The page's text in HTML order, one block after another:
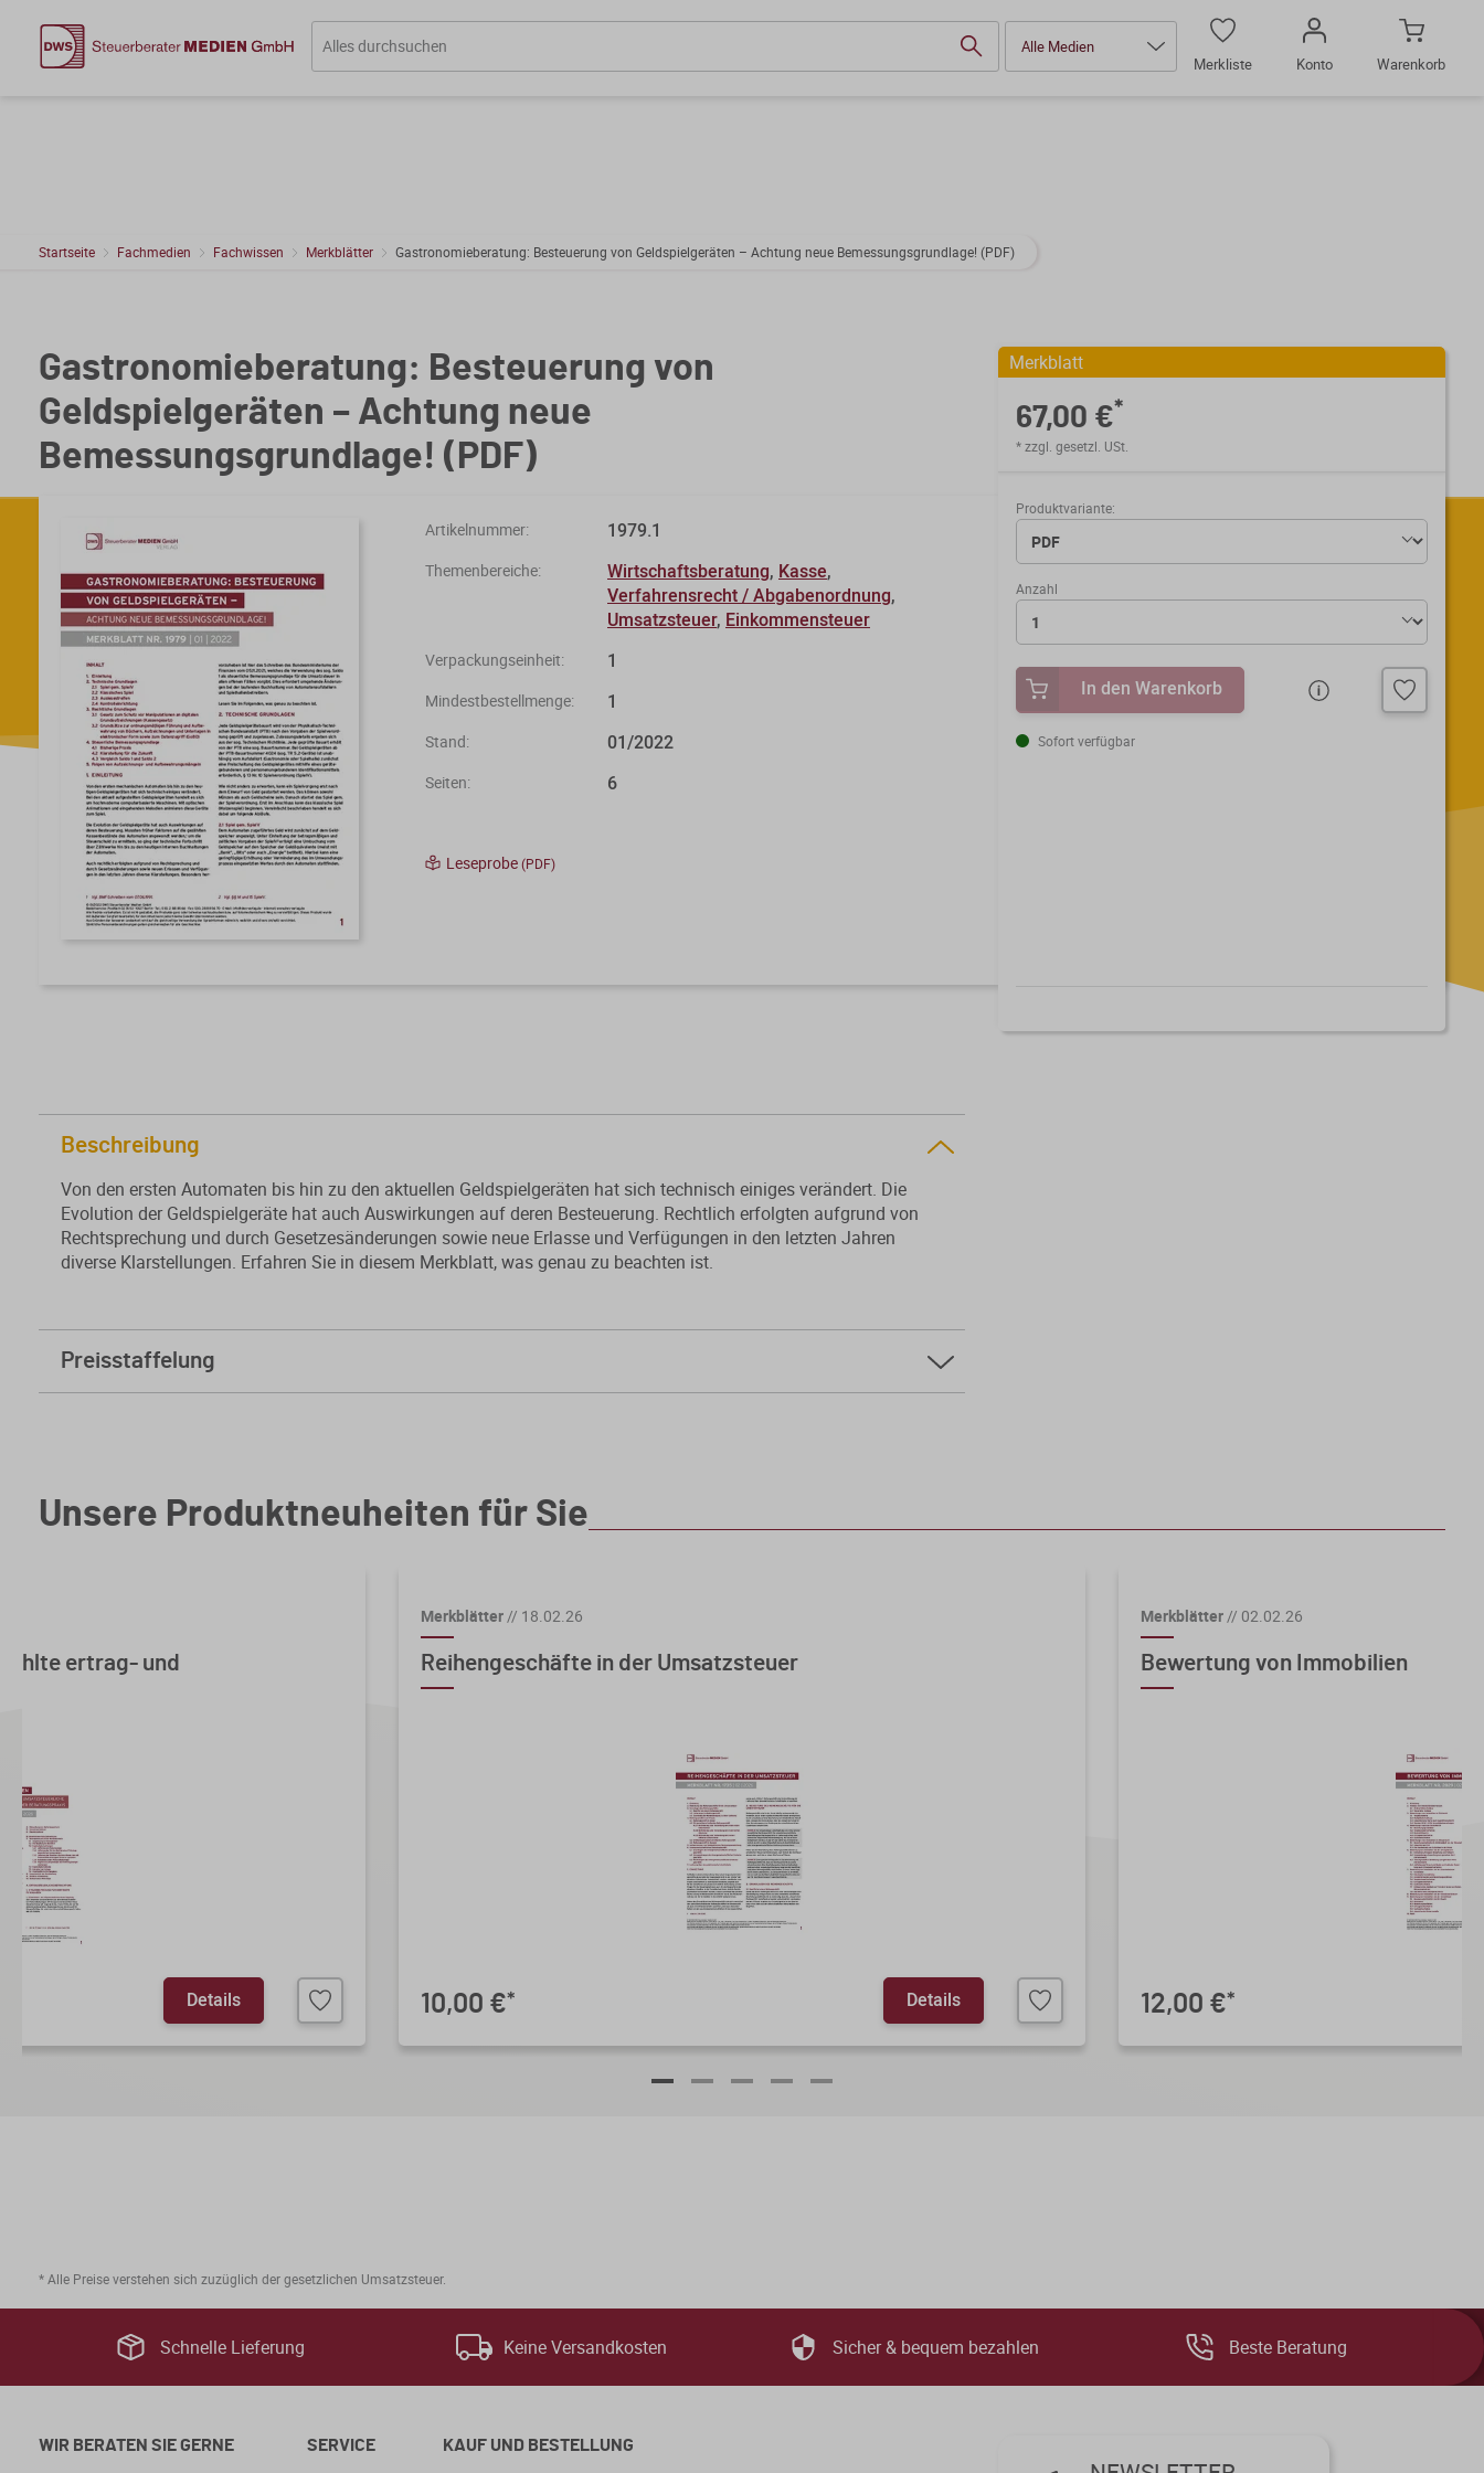
Alle Medien
Merkliste
Konto Warenkorb
Startseite Fachmedien Fachwissen Merkblätter Gastronomieberatung: Besteuerung von Geldspielgeräten – Achtung neue Bemessungsgrundlage! (PDF)
Gastronomieberatung: Besteuerung von
Geldspielgeräten – Achtung neue
Bemessungsgrundlage! (PDF)
Artikelnummer: 1979.1
Themenbereiche: Wirtschaftsberatung, Kasse,
Verfahrensrecht / Abgabenordnung,
Umsatzsteuer, Einkommensteuer
Verpackungseinheit: 1
Mindestbestellmenge: 1
Stand: 01/2022
Seiten: 6
Leseprobe(PDF)
Merkblatt
67,00 €*
* zzgl. gesetzl. USt.
Produktvariante:
Anzahl
In den Warenkorb
Sofort verfügbar
Beschreibung
Von den ersten Automaten bis hin zu den aktuellen Geldspielgeräten hat sich technisch einiges verändert. Die
Evolution der Geldspielgeräte hat auch Auswirkungen auf deren Besteuerung. Rechtlich erfolgten aufgrund von
Rechtsprechung und durch Gesetzesänderungen sowie neue Erlasse und Verfügungen in den letzten Jahren
diverse Klarstellungen. Erfahren Sie in diesem Merkblatt, was genau zu beachten ist.
Preisstaffelung
Unsere Produktneuheiten für Sie
ertrag- und
Details
Merkblätter// 18.02.26
Reihengeschäfte in der Umsatzsteuer
10,00 €* Details
Merkblätter// 02.02.26
Bewertung von Immobilien
12,00 €*
* Alle Preise verstehen sich zuzüglich der gesetzlichen Umsatzsteuer.
Schnelle Lieferung Keine Versandkosten Sicher & bequem bezahlen Beste Beratung
WIR BERATEN SIE GERNE SERVICE KAUF UND BESTELLUNG